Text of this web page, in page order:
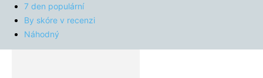
7 den populární
By skóre v recenzi
Náhodný